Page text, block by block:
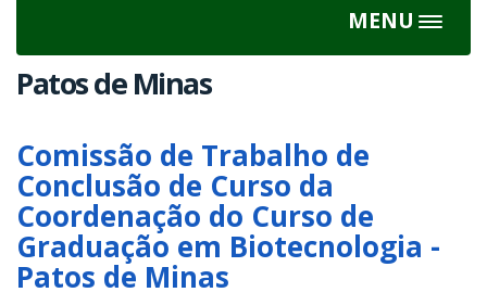
MENU
Toggle
Patos de Minas
Comissão de Trabalho de
Conclusão de Curso da
Coordenação do Curso de
Graduação em Biotecnologia -
Patos de Minas